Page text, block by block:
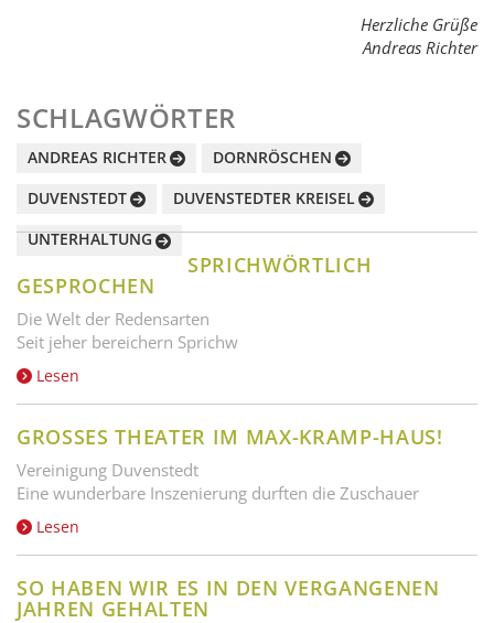
Herzliche Grüße
Andreas Richter
SCHLAGWÖRTER
ANDREAS RICHTER
DORNRÖSCHEN
DUVENSTEDT
DUVENSTEDTER KREISEL
UNTERHALTUNG
SPRICHWÖRTLICH
GESPROCHEN
Die Welt der Redensarten
Seit jeher bereichern Sprichw
Lesen
GROSSES THEATER IM MAX-KRAMP-HAUS!
Vereinigung Duvenstedt
Eine wunderbare Inszenierung durften die Zuschauer
Lesen
SO HABEN WIR ES IN DEN VERGANGENEN
JAHREN GEHALTEN